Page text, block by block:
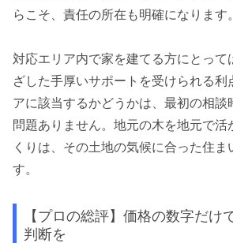
らこそ、責任の所在も明確になります。
対応エリア内で家を建てる方にとって
ざした手厚いサポートを受けられる利
アに該当するかどうかは、最初の相談
問題ありません。地元の木を地元で活
くりは、その土地の気候に合った住ま
す。
【プロの総評】価格の数字だけ
判断を